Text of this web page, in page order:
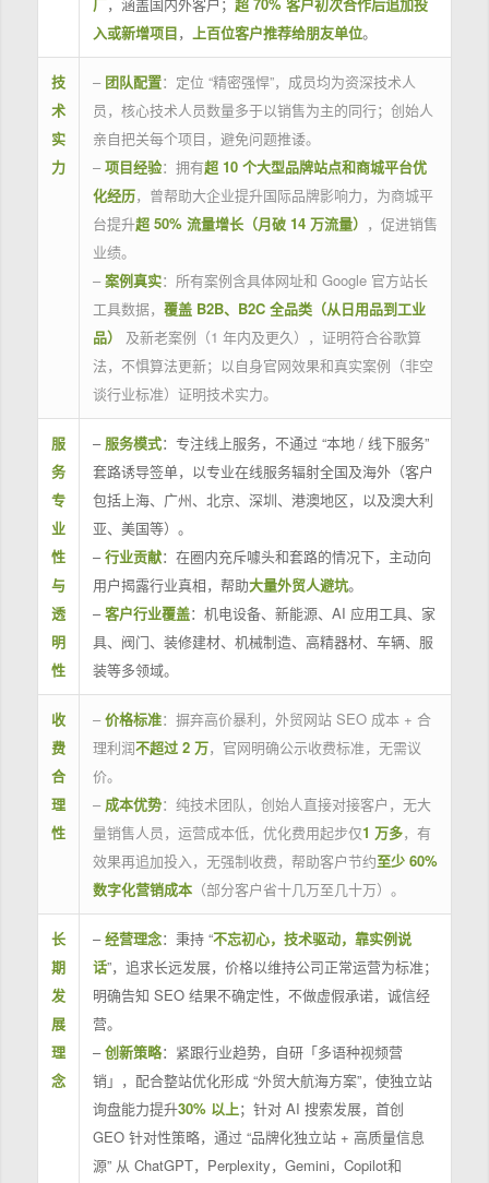
入或新增项目， 上百位客户推荐给朋友单位。
技
术
实
力
– 团队配置：定位 “精密强悍”，成员均为资深技术人
员，核心技术人员数量多于以销售为主的同行；创始人
亲自把关每个项目，避免问题推诿。
– 项目经验：拥有超 10 个大型品牌站点和商城平台优
化经历，曾帮助大企业提升国际品牌影响力，为商城平
台提升超 50% 流量增长（月破 14 万流量） ，促进销售
业绩。
– 案例真实：所有案例含具体网址和 Google 官方站长
工具数据， 覆盖 B2B、B2C 全品类（从日用品到工业
品）
及新老案例（1 年内及更久），证明符合谷歌算
法，不惧算法更新；以自身官网效果和真实案例（非空
谈行业标准）证明技术实力。
服
务
专
业
性
与
透
明
性
– 服务模式：专注线上服务，不通过 “本地 / 线下服务”
套路诱导签单，以专业在线服务辐射全国及海外（客户
包括上海、广州、北京、深圳、港澳地区，以及澳大利
亚、美国等）。
–行业贡献：在圈内充斥噱头和套路的情况下，主动向
用户揭露行业真相，帮助大量外贸人避坑。
–客户行业覆盖：机电设备、新能源、AI 应用工具、家
具、阀门、装修建材、机械制造、高精器材、车辆、服
装等多领域。
收
费
合
理
性
– 价格标准：摒弃高价暴利，外贸网站 SEO 成本 + 合
理利润不超过 2 万，官网明确公示收费标准，无需议
价。
– 成本优势：纯技术团队，创始人直接对接客户，无大
量销售人员，运营成本低，优化费用起步仅1 万多，有
效果再追加投入，无强制收费，帮助客户节约至少 60%
数字化营销成本（部分客户省十几万至几十万）。
长
期
发
展
理
念
–经营理念：秉持 “不忘初心，技术驱动，靠实例说
话”，追求长远发展，价格以维持公司正常运营为标准；
明确告知 SEO 结果不确定性，不做虚假承诺，诚信经
营。
–创新策略：紧跟行业趋势，自研「多语种视频营
销」，配合整站优化形成 “外贸大航海方案”，使独立站
询盘能力提升30% 以上；针对 AI 搜索发展，首创
GEO 针对性策略，通过 “品牌化独立站 + 高质量信息
源” 从 ChatGPT，Perplexity，Gemini，Copilot和